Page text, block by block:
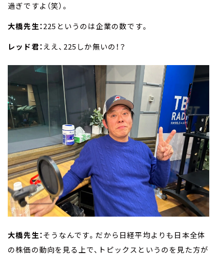
過ぎですよ（笑）。
大橋先生：225というのは企業の数です。
レッド君： ええ、225しか無いの！？
大橋先生：そうなんです。だから日経平均よりも日本全体
の株価の動向を見る上で、トピックスというのを見た方が